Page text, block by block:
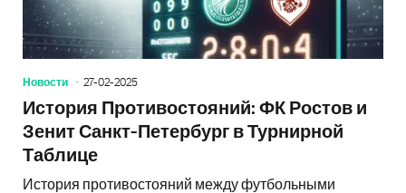
Новости 27-02-2025
История Противостояний: ФК Ростов и
Зенит Санкт-Петербург в Турнирной
Таблице
История противостояний между футбольными